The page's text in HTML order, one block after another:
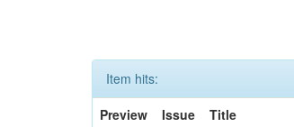
Item hits:
Preview
Issue
Title